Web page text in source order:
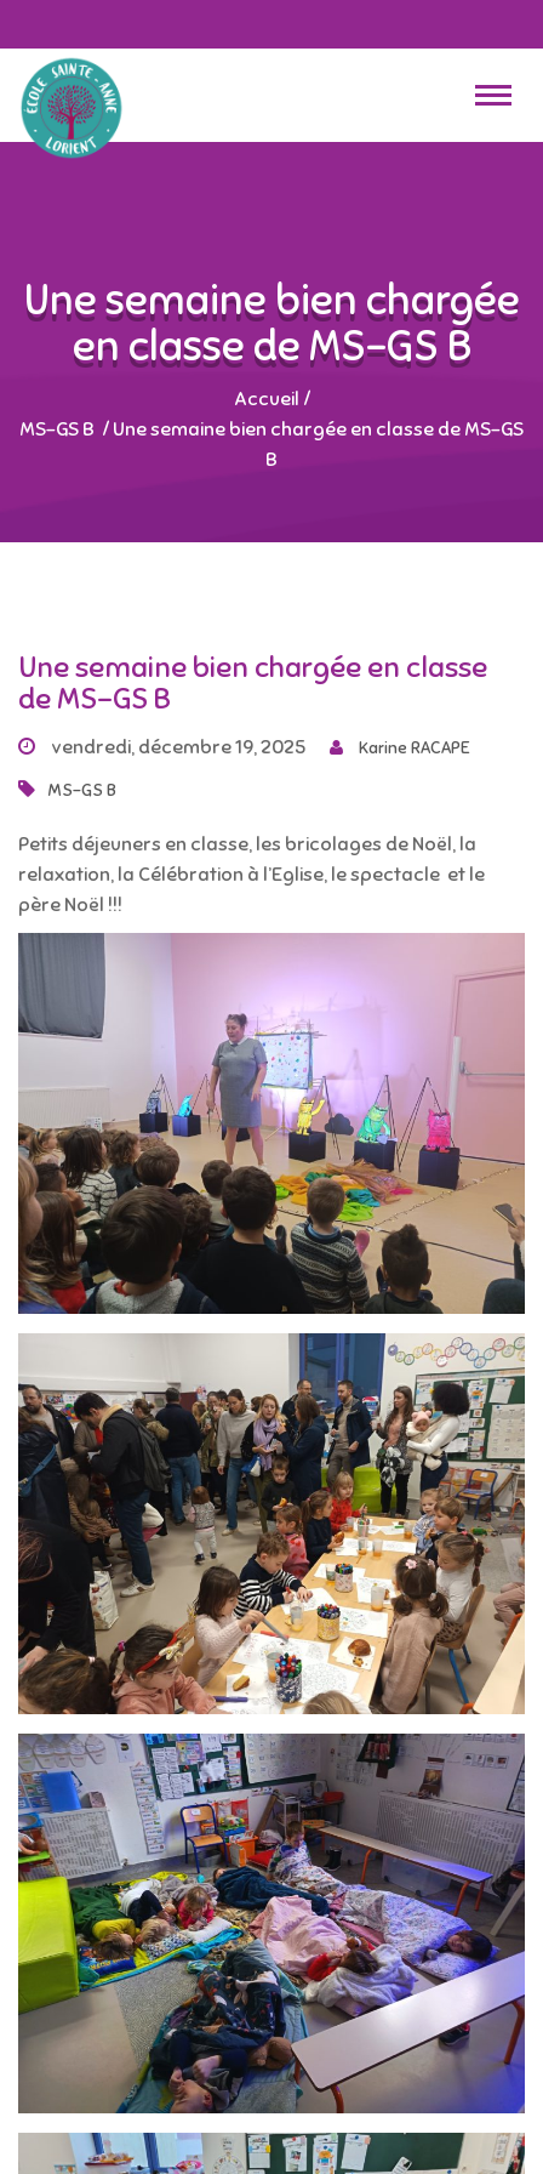
Une semaine bien chargée
en classe de MS-GS B
Accueil /
MS-GS B / Une semaine bien chargée en classe de MS-GS
B
Une semaine bien chargée en classe
de MS-GS B
vendredi, décembre 19, 2025 Karine RACAPE
MS-GS B
Petits déjeuners en classe, les bricolages de Noël, la
relaxation, la Célébration à l’Eglise, le spectacle et le
père Noël !!!